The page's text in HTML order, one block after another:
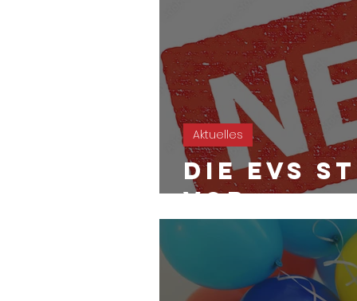
Die EVS
vor
Aktuelles